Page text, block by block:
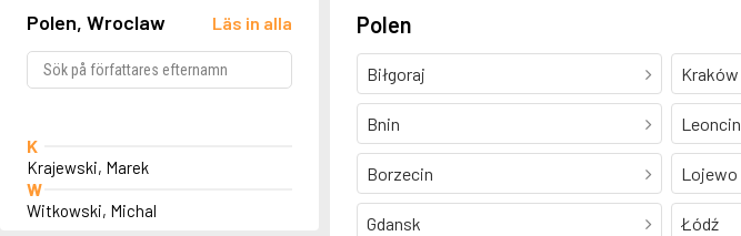
Polen, Wroclaw Läs in alla
K
Krajewski, Marek
W
Witkowski, Michal
Polen
Biłgoraj
Bnin
Borzecin
Gdansk
Kraków
Leoncin
Lojewo
Łódź